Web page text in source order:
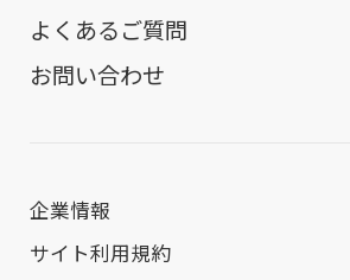
よくあるご質問
お問い合わせ
企業情報
サイト利用規約